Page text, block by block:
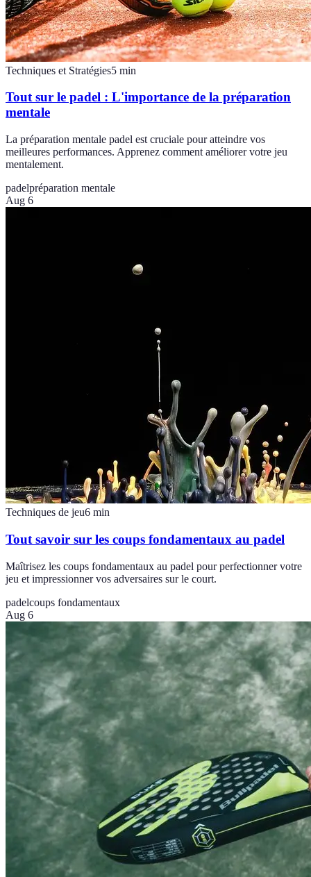
Techniques et Stratégies5 min
Tout sur le padel : L'importance de la préparation
mentale
La préparation mentale padel est cruciale pour atteindre vos
meilleures performances. Apprenez comment améliorer votre jeu
mentalement.
padelpréparation mentale
Aug 6
Techniques de jeu6 min
Tout savoir sur les coups fondamentaux au padel
Maîtrisez les coups fondamentaux au padel pour perfectionner votre
jeu et impressionner vos adversaires sur le court.
padelcoups fondamentaux
Aug 6